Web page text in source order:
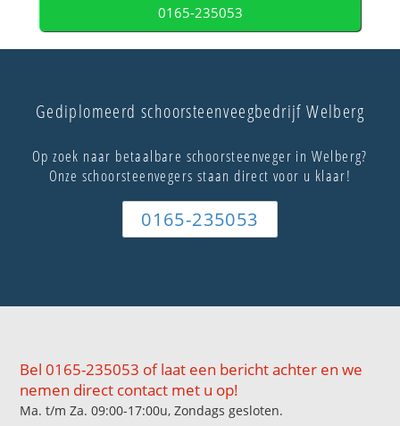
0165-235053
Gediplomeerd schoorsteenveegbedrijf Welberg
Op zoek naar betaalbare schoorsteenveger in Welberg?
Onze schoorsteenvegers staan direct voor u klaar!
0165-235053
Bel 0165-235053 of laat een bericht achter en we
nemen direct contact met u op!
Ma. t/m Za. 09:00-17:00u, Zondags gesloten.